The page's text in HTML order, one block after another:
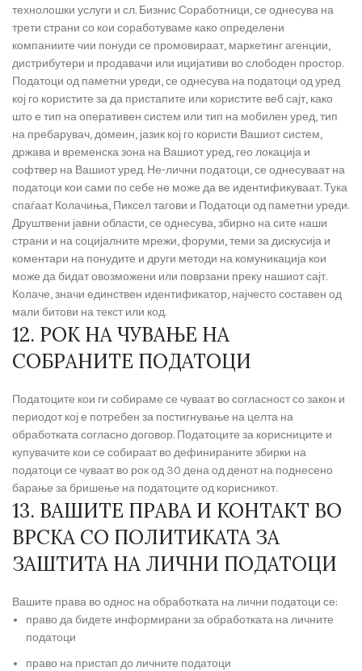
технолошки услуги и сл. Бизнис Соработници, се однесува на
трети страни со кои соработуваме како определени
компаниите чии понуди се промовираат, маркетинг агенции,
дистрибутери и продавачи или ицијативи во слободен простор.
Податоци од паметни уреди, се однесува на податоци од уред
кој го користите за да пристапите или користите веб сајт, како
што е тип на оперативен систем или тип на мобилен уред, тип
на пребарувач, домеин, јазик кој го користи Вашиот систем,
држава и временска зона на Вашиот уред, гео локација и
софтвер на Вашиот уред. Не-лични податоци, се однесуваат на
податоци кои сами по себе не може да ве идентификуваат. Тука
спаѓаат Колачиња, Пиксел тагови и Податоци од паметни уреди.
Друштвени јавни области, се однесува, збирно на сите наши
страни и на социјалните мрежи, форуми, теми за дискусија и
коментари на понудите и други методи на комуникација кои
може да бидат овозможени или поврзани преку нашиот сајт.
Колаче, значи единствен идентификатор, најчесто составен од
мали битови на текст или код.
12. РОК НА ЧУВАЊЕ НА
СОБРАНИТЕ ПОДАТОЦИ
Податоците кои ги собираме се чуваат во согласност со закон и
периодот кој е потребен за постигнување на целта на
обработката согласно договор. Податоците за корисниците и
купувачите кои се собираат во дефинираните збирки на
податоци се чуваат во рок од 30 дена од денот на поднесено
барање за бришење на податоците од корисникот.
13. ВАШИТЕ ПРАВА И КОНТАКТ ВО
ВРСКА СО ПОЛИТИКАТА ЗА
ЗАШТИТА НА ЛИЧНИ ПОДАТОЦИ
Вашите права во однос на обработката на лични податоци се:
право да бидете информирани за обработката на личните
податоци
право на пристап до личните податоци